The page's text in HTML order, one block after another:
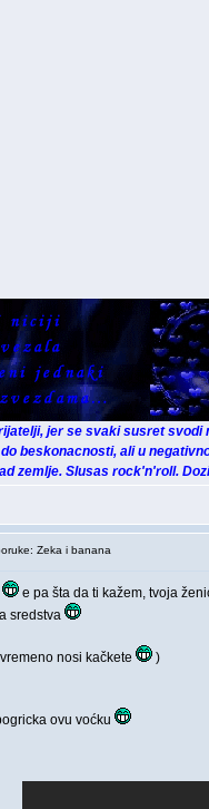
jer se svaki susret
beskonacnosti, ali u
zemlje. Slusas rock'n'roll.
Zeka i banana
e pa šta da ti kažem, tvoja
sredstva
nosi kačkete )
ovu voćku